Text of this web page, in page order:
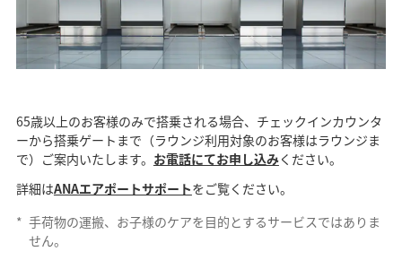
65歳以上のお客様のみで搭乗される場合、チェックインカウンタ
ーから搭乗ゲートまで（ラウンジ利用対象のお客様はラウンジま
で）ご案内いたします。 お電話にてお申し込みください。
詳細はANAエアポートサポートをご覧ください。
* 手荷物の運搬、お子様のケアを目的とするサービスではありま
せん。